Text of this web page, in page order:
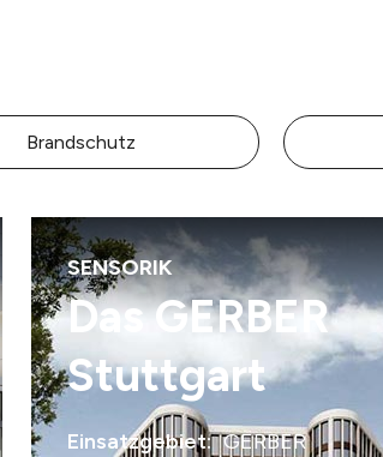
Brandschutz
SENSORIK
Das GERBER
Stuttgart
Einsatzgebiet: GERBER